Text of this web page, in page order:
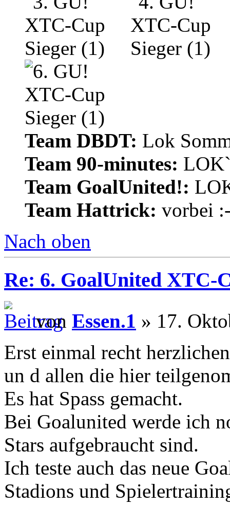
Team DBDT: Lok
Team 90-minutes:
Team GoalUnited!:
Team Hattrick: vorbei
Nach oben
Re: 6. GoalUnited XTC-
von Essen.1 » 17.
Erst einmal recht
un d allen die hier
Es hat Spass gemacht.
Bei Goalunited werde ich
Stars aufgebraucht sind.
Ich teste auch das neue
Stadions und